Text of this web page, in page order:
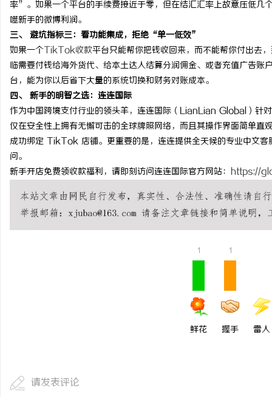
率”。如果一个平台的手续费接近于零，但在结汇汇率上故意压低几
噬新手的微博利润。
三、 避坑指标三：看功能集成，拒绝“单一低效”
如果一个 TikTok收款平台只能帮你把钱收回来，而不能帮你付出去
临需要付钱给海外货代、给本土达人结算分润佣金、或者充值广告
台，能为你以后省下大量的系统切换和财务对账成本。
四、 新手的明智之选：连连国际
作为中国跨境支付行业的领头羊，连连国际（LianLian Global）针
仅在安全性上拥有无懈可击的全球牌照网络，而且其操作界面简单
成功绑定 TikTok 店铺。更重要的是，连连提供全天候的专业中文
问。
新手开店免费领收款福利，请即刻访问连连国际官方网站： https://
1
鲜花
1
握手 雷人
请发表评论
条，焊锡球，焊锡丝，万山焊锡，焊锡条、
锡条，巨一，焊锡，无铅焊锡球
虫草品牌哪个靠谱？虫
硬核实力